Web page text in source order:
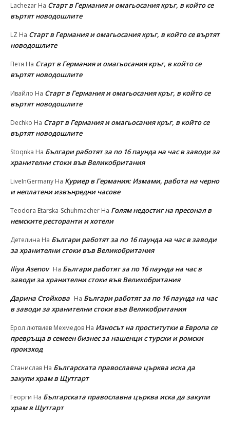
Lachezar На Старт в Германия и омагьосания кръг, в който се
въртят новодошлите
LZ На Старт в Германия и омагьосания кръг, в който се въртят
новодошлите
Петя На Старт в Германия и омагьосания кръг, в който се
въртят новодошлите
Ивайло На Старт в Германия и омагьосания кръг, в който се
въртят новодошлите
Dechko На Старт в Германия и омагьосания кръг, в който се
въртят новодошлите
Stoqnka На Българи работят за по 16 паунда на час в заводи за
хранителни стоки във Великобритания
LiveInGermany На Куриер в Германия: Измами, работа на черно
и неплатени извънредни часове
Teodora Etarska-Schuhmacher На Голям недостиг на пресонал в
немските ресторанти и хотели
Детелина На Българи работят за по 16 паунда на час в заводи
за хранителни стоки във Великобритания
Iliya Asenov На Българи работят за по 16 паунда на час в
заводи за хранителни стоки във Великобритания
Дарина Стойкова На Българи работят за по 16 паунда на час
в заводи за хранителни стоки във Великобритания
Ерол лютвиев Мехмедов На Износът на проститутки в Европа се
превръща в семеен бизнес за нашенци с турски и ромски
произход
Станислав На Българската православна църква иска да
закупи храм в Щутгарт
Георги На Българската православна църква иска да закупи
храм в Щутгарт